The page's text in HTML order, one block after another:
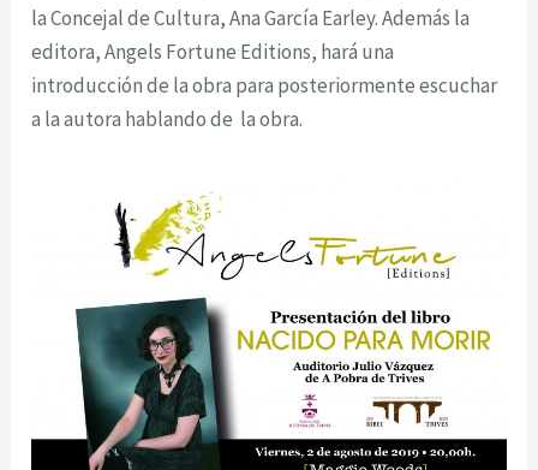
la Concejal de Cultura, Ana García Earley. Además la
editora, Angels Fortune Editions, hará una
introducción de la obra para posteriormente escuchar
a la autora hablando de la obra.